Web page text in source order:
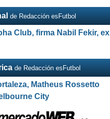
de Redacción esFutbol
Club, firma Nabil Fekir, ex
de Redacción esFutbol
Matheus Rossetto
City